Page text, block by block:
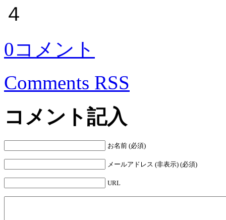
４
0コメント
Comments RSS
コメント記入
お名前 (必須)
メールアドレス (非表示) (必須)
URL